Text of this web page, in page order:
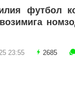
футбол
23:55 2685